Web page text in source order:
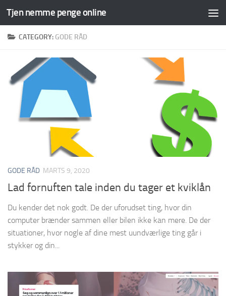
Skip to content
Tjen nemme penge online
CATEGORY: GODE RÅD
GODE RÅD MARTS 9, 2020
Lad fornuften tale inden du tager et kviklån
Du kender det nok godt. De der uforudset ting, hvor din
computer brænder sammen eller bilen ikke kan mere. De der
situationer, hvor nogle af dine mest uundværlige ting går i
stykker og din...